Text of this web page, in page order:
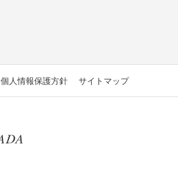
個人情報保護方針 サイトマップ